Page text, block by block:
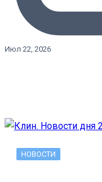
Июл 22, 2026
НОВОСТИ